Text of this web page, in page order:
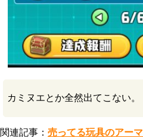
カミヌエとか全然出てこない。
関連記事： 売ってる玩具のアー